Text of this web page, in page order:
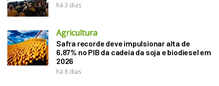
há 3 dias
Agricultura
Safra recorde deve impulsionar alta de
6,87% no PIB da cadeia da soja e biodiesel em
2026
há 8 dias